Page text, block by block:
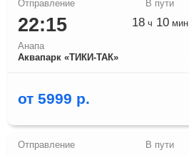
22:15
Анапа
Аквапарк «ТИКИ-ТАК»
18ч 10мин
от 5999 р.